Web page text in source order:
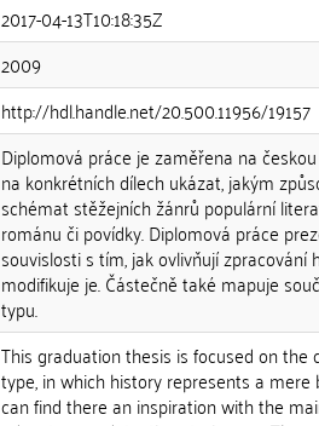
2017-04-13T10:18:35Z
2009
http://hdl.handle.net/20.500.11956/19157
Diplomová práce je zaměřena na
na konkrétních dílech ukázat, jakým
schémat stěžejních žánrů populární
románu či povídky. Diplomová práce
souvislosti s tím, jak ovlivňují
modifikuje je. Částečně také mapuje
typu.
This graduation thesis is focused on
type, in which history represents a
can find there an inspiration with the